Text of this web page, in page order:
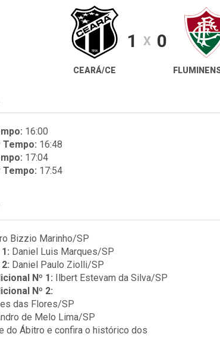
CEARÁ/CE
1 X 0
16:00
Tempo: 16:48
17:04
Tempo: 17:54
Bizzio Marinho/SP
Daniel Luis Marques/SP
Daniel Paulo Ziolli/SP
Nº 1: Ilbert Estevam da Silva/SP
Nº 2:
das Flores/SP
de Melo Lima/SP
do Ábitro e confira o histórico dos